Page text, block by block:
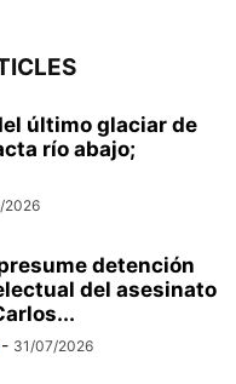
último glaciar de
río abajo;
2026
detención
del asesinato
- 31/07/2026